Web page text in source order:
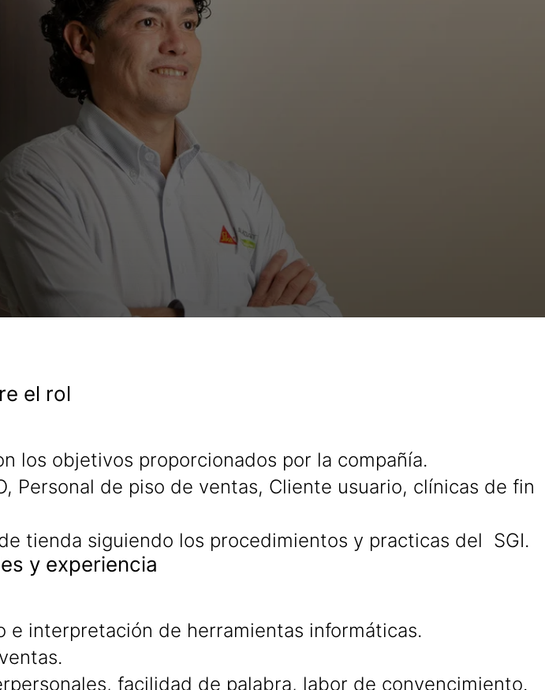
el rol
los objetivos proporcionados por la compañía.
Personal de piso de ventas, Cliente usuario, clínicas de fin
tienda siguiendo los procedimientos y practicas del SGI.
y experiencia
e interpretación de herramientas informáticas.
facilidad de palabra, labor de convencimiento.